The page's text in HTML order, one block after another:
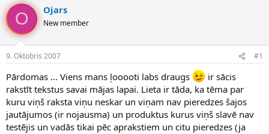
v
e
d
i
n
u
z
s
ā
c
k
u
m
a
u
m
s
O Ojars
New member
9. Oktobris 2007 #1
Pārdomas ... Viens mans ļooooti labs draugs
ir sācis
rakstīt tekstus savai mājas lapai. Lieta ir tāda, ka tēma par
kuru viņš raksta viņu neskar un viņam nav pieredzes šajos
jautājumos (ir nojausma) un produktus kurus viņš slavē nav
testējis un vadās tikai pēc aprakstiem un citu pieredzes (ja